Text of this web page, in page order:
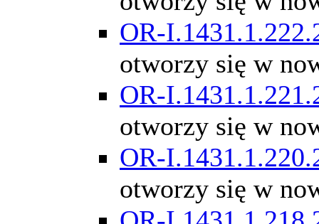
OR-
otworzy się w
OR-
otworzy się w
OR-
otworzy się w